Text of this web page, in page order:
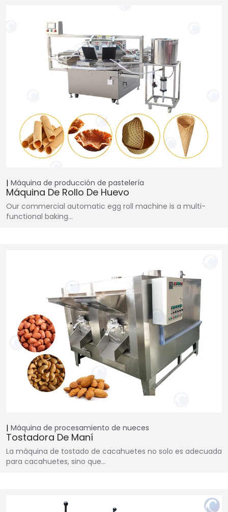
Máquina de producción de pastelería
Máquina De Rollo De Huevo
Our commercial automatic egg roll machine is a multi-
functional baking…
Máquina de procesamiento de nueces
Tostadora De Maní
La máquina de tostado de cacahuetes no solo es adecuada
para cacahuetes, sino que…